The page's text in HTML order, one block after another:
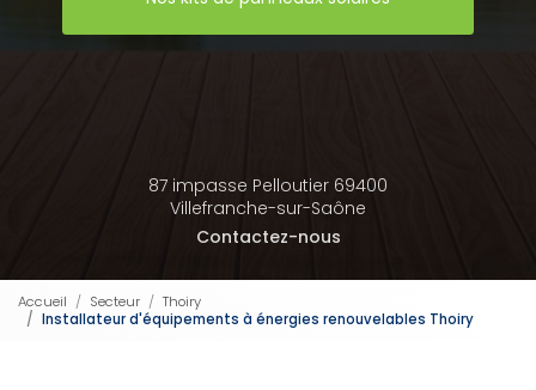
87 impasse Pelloutier 69400
Villefranche-sur-Saône
Contactez-nous
Accueil Secteur
Thoiry
Installateur d'équipements à énergies renouvelables Thoiry